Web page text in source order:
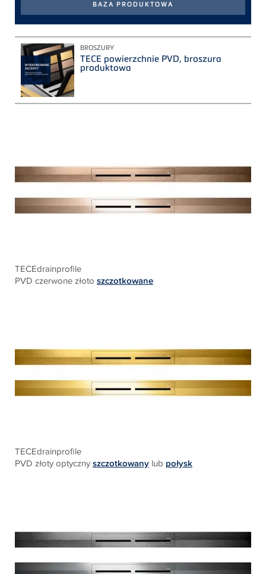
BROSZURY
TECE powierzchnie PVD, broszura
produktowa
TECEdrainprofile
PVD czerwone złoto szczotkowane
TECEdrainprofile
PVD złoty optycznyszczotkowany lub połysk